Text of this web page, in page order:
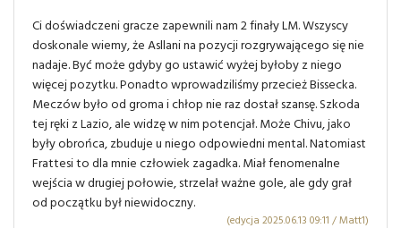
Ci doświadczeni gracze zapewnili nam 2 finały LM. Wszyscy
doskonale wiemy, że Asllani na pozycji rozgrywającego się nie
nadaje. Być może gdyby go ustawić wyżej byłoby z niego
więcej pozytku. Ponadto wprowadziliśmy przecież Bissecka.
Meczów było od groma i chłop nie raz dostał szansę. Szkoda
tej ręki z Lazio, ale widzę w nim potencjał. Może Chivu, jako
były obrońca, zbuduje u niego odpowiedni mental. Natomiast
Frattesi to dla mnie człowiek zagadka. Miał fenomenalne
wejścia w drugiej połowie, strzelał ważne gole, ale gdy grał
od początku był niewidoczny.
(edycja 2025.06.13 09:11 / Matt1)